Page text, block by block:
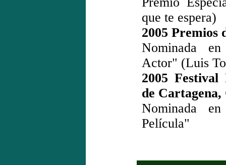
que te espera)
2005 Premios
Nominada
Actor" (Luis
2005
de
Nominada
Película"